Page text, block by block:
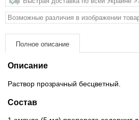
Возможные различия в изображении
Полное описание
Описание
Раствор прозрачный бесцветный.
Состав
Товари для голубів
Товари для людей
Хозряд - хозтовары оптом